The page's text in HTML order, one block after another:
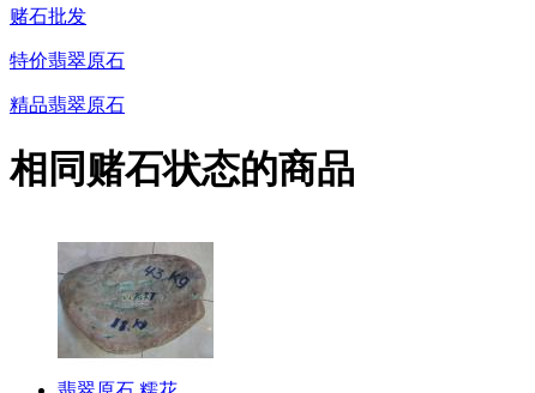
赌石批发
特价翡翠原石
精品翡翠原石
相同赌石状态的商品